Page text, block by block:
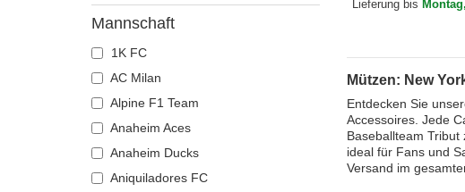
Mannschaft
1K FC
AC Milan
Alpine F1 Team
Anaheim Aces
Anaheim Ducks
Aniquiladores FC
Lieferung bis
Mützen: New
Entdecken Sie
Accessoires. Jede
Baseballteam
ideal für Fans und
Versand im